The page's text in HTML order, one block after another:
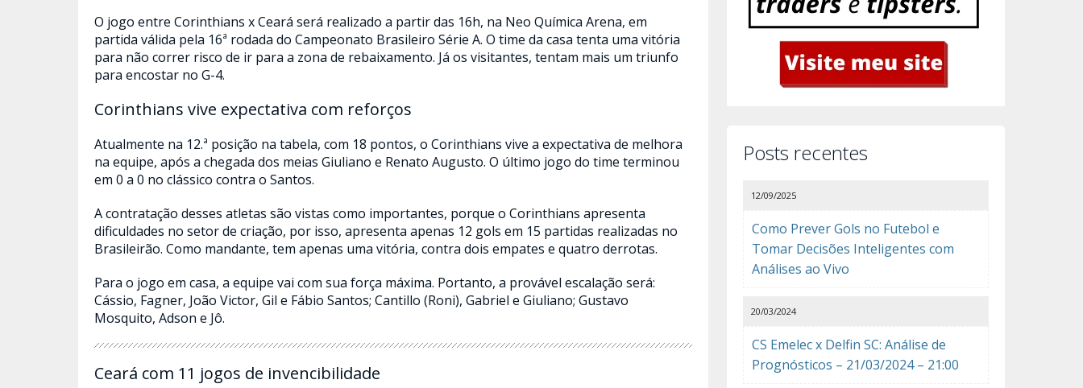
O jogo entre Corinthians x Ceará será realizado a partir das 16h, na Neo Química Arena, em
partida válida pela 16ª rodada do Campeonato Brasileiro Série A. O time da casa tenta uma vitória
para não correr risco de ir para a zona de rebaixamento. Já os visitantes, tentam mais um triunfo
para encostar no G-4.
Corinthians vive expectativa com reforços
Atualmente na 12.ª posição na tabela, com 18 pontos, o Corinthians vive a expectativa de melhora
na equipe, após a chegada dos meias Giuliano e Renato Augusto. O último jogo do time terminou
em 0 a 0 no clássico contra o Santos.
A contratação desses atletas são vistas como importantes, porque o Corinthians apresenta
dificuldades no setor de criação, por isso, apresenta apenas 12 gols em 15 partidas realizadas no
Brasileirão. Como mandante, tem apenas uma vitória, contra dois empates e quatro derrotas.
Para o jogo em casa, a equipe vai com sua força máxima. Portanto, a provável escalação será:
Cássio, Fagner, João Victor, Gil e Fábio Santos; Cantillo (Roni), Gabriel e Giuliano; Gustavo
Mosquito, Adson e Jô.
Ceará com 11 jogos de invencibilidade
Posts recentes
Como Prever Gols no Futebol e
Tomar Decisões Inteligentes com
Análises ao Vivo
12/09/2025
CS Emelec x Delfin SC: Análise de
Prognósticos – 21/03/2024 – 21:00
20/03/2024